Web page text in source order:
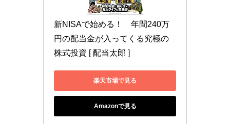
新NISAで始める！　年間240万
円の配当金が入ってくる究極の
株式投資 [ 配当太郎 ]
楽天市場で見る
Amazonで見る